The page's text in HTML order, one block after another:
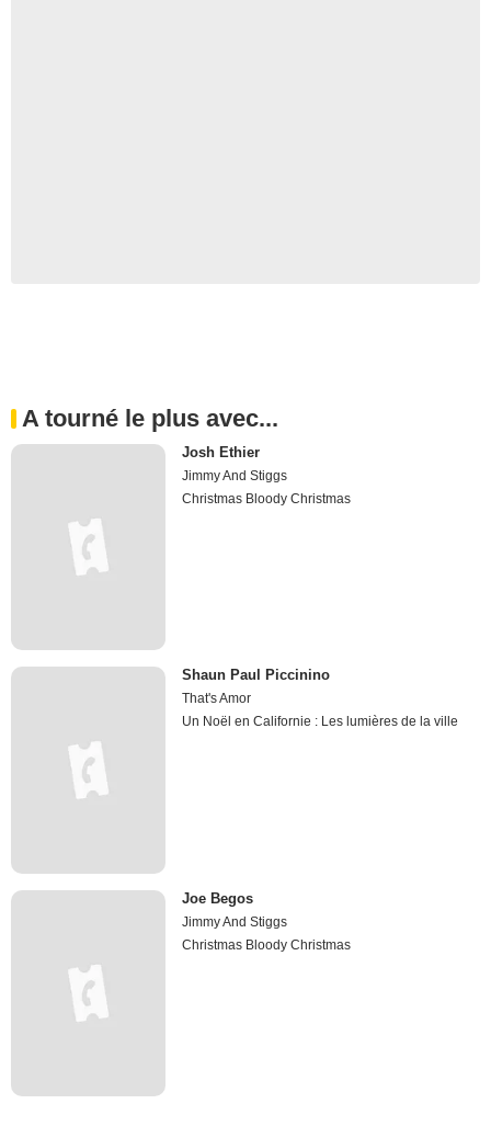
A tourné le plus avec...
Josh Ethier
Jimmy And Stiggs
Christmas Bloody Christmas
Shaun Paul Piccinino
That's Amor
Un Noël en Californie : Les lumières de la ville
Joe Begos
Jimmy And Stiggs
Christmas Bloody Christmas